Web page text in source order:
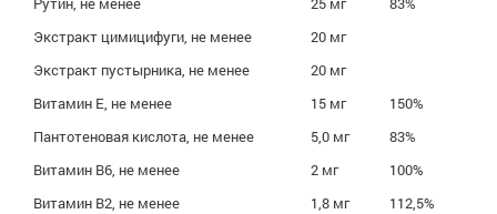
Экстракт цимицифуги, не менее
20 мг
Экстракт пустырника, не менее
20 мг
Витамин E, не менее
15 мг
150%
Пантотеновая кислота, не менее
5,0 мг
83%
Витамин B6, не менее
2 мг
100%
Витамин B2, не менее
1,8 мг
112,5%